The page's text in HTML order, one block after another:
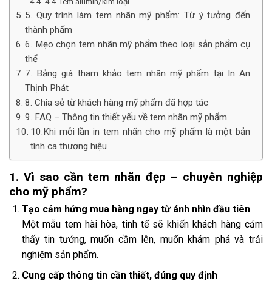
5. Quy trình làm tem nhãn mỹ phẩm: Từ ý tưởng đến
thành phẩm
6. Mẹo chọn tem nhãn mỹ phẩm theo loại sản phẩm cụ
thể
7. Bảng giá tham khảo tem nhãn mỹ phẩm tại In An
Thịnh Phát
8. Chia sẻ từ khách hàng mỹ phẩm đã hợp tác
9. FAQ – Thông tin thiết yếu về tem nhãn mỹ phẩm
10.Khi mỗi lần in tem nhãn cho mỹ phẩm là một bản
tình ca thương hiệu
1. Vì sao cần tem nhãn đẹp – chuyên nghiệp
cho mỹ phẩm?
Tạo cảm hứng mua hàng ngay từ ánh nhìn đầu tiên
Một mẫu tem hài hòa, tinh tế sẽ khiến khách hàng cảm
thấy tin tưởng, muốn cầm lên, muốn khám phá và trải
nghiệm sản phẩm.
Cung cấp thông tin cần thiết, đúng quy định